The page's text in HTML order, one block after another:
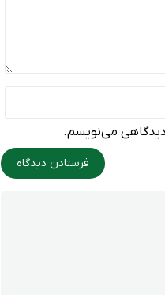
دیدگاهی می‌نویسم.